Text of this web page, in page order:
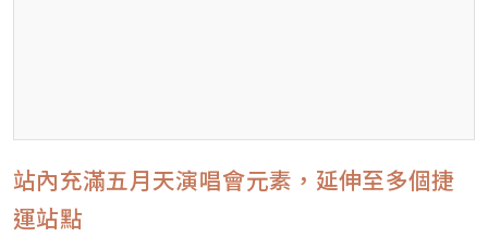
站內充滿五月天演唱會元素，延伸至多個捷
運站點